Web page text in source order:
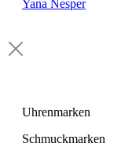
Yana Nesper
Uhrenmarken
Schmuckmarken